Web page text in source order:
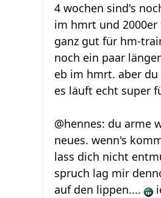
4 wochen sind's
im hmrt und
ganz gut für hm-
noch ein paar
eb im hmrt. aber
es läuft echt super
@hennes: du arme
neues. wenn's
lass dich nicht
spruch lag mir
auf den lippen....